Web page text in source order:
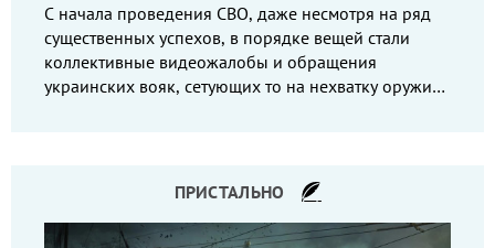
С начала проведения СВО, даже несмотря на ряд
существенных успехов, в порядке вещей стали
коллективные видеожалобы и обращения
украинских вояк, сетующих то на нехватку оружия,
ПРИСТАЛЬНО